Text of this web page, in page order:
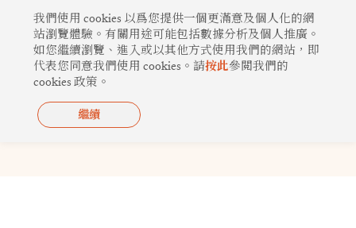
聯絡我們
我們使用 cookies 以爲您提供一個更滿意及個人化的網
站瀏覽體驗。有關用途可能包括數據分析及個人推廣。
如您繼續瀏覽、進入或以其他方式使用我們的網站，即
代表您同意我們使用 cookies。請按此參閲我們的
cookies 政策。
繼續